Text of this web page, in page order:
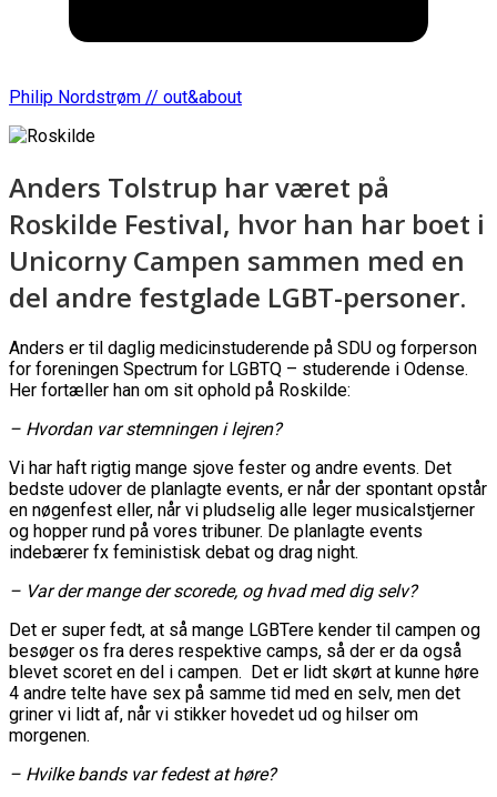
Philip Nordstrøm // out&about
Anders Tolstrup har været på
Roskilde Festival, hvor han har boet i
Unicorny Campen sammen med en
del andre festglade LGBT-personer.
Anders er til daglig medicinstuderende på SDU og forperson
for foreningen Spectrum for LGBTQ – studerende i Odense.
Her fortæller han om sit ophold på Roskilde:
– Hvordan var stemningen i lejren?
Vi har haft rigtig mange sjove fester og andre events. Det
bedste udover de planlagte events, er når der spontant opstår
en nøgenfest eller, når vi pludselig alle leger musicalstjerner
og hopper rund på vores tribuner. De planlagte events
indebærer fx feministisk debat og drag night.
– Var der mange der scorede, og hvad med dig selv?
Det er super fedt, at så mange LGBTere kender til campen og
besøger os fra deres respektive camps, så der er da også
blevet scoret en del i campen. Det er lidt skørt at kunne høre
4 andre telte have sex på samme tid med en selv, men det
griner vi lidt af, når vi stikker hovedet ud og hilser om
morgenen.
– Hvilke bands var fedest at høre?